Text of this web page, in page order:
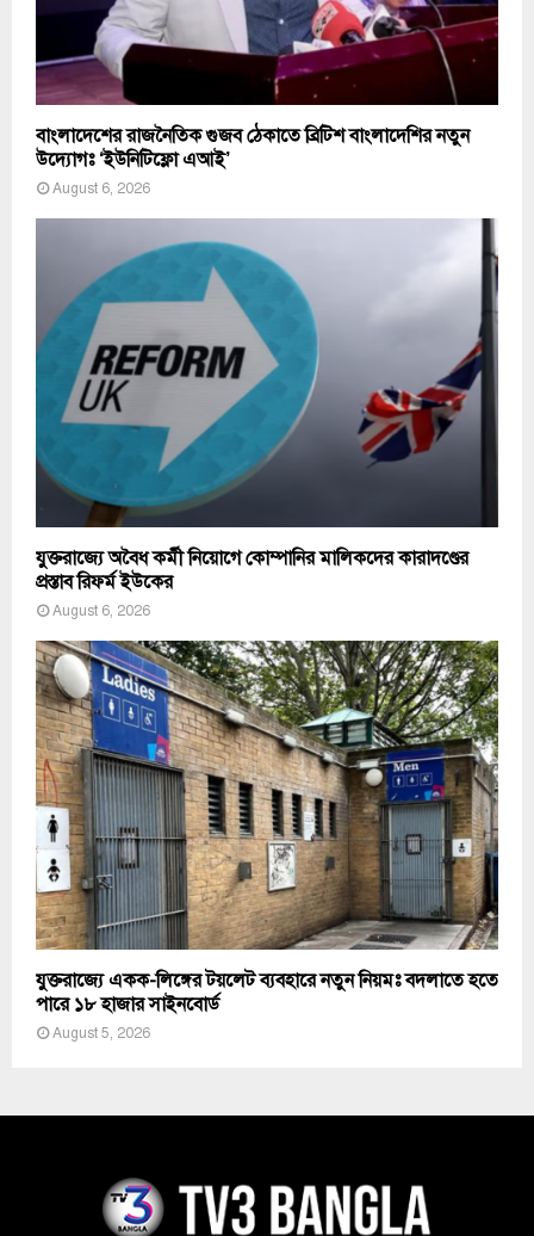
বাংলাদেশের রাজনৈতিক গুজব ঠেকাতে ব্রিটিশ বাংলাদেশির নতুন
উদ্যোগঃ ‘ইউনিটিফ্লো এআই’
August 6, 2026
যুক্তরাজ্যে অবৈধ কর্মী নিয়োগে কোম্পানির মালিকদের কারাদণ্ডের
প্রস্তাব রিফর্ম ইউকের
August 6, 2026
যুক্তরাজ্যে একক-লিঙ্গের টয়লেট ব্যবহারে নতুন নিয়মঃ বদলাতে হতে
পারে ১৮ হাজার সাইনবোর্ড
August 5, 2026